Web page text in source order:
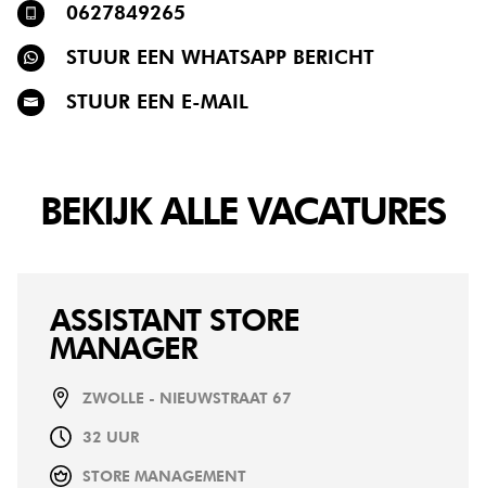
0627849265
STUUR EEN WHATSAPP BERICHT
STUUR EEN E-MAIL
BEKIJK ALLE VACATURES
ASSISTANT STORE
MANAGER
ZWOLLE - NIEUWSTRAAT 67
32 UUR
STORE MANAGEMENT